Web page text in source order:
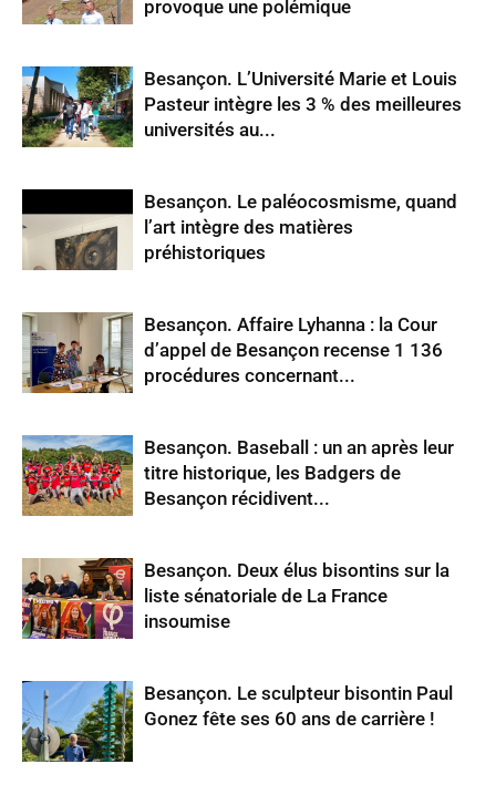
provoque une polémique
Besançon. L’Université Marie et Louis
Pasteur intègre les 3 % des meilleures
universités au...
Besançon. Le paléocosmisme, quand
l’art intègre des matières
préhistoriques
Besançon. Affaire Lyhanna : la Cour
d’appel de Besançon recense 1 136
procédures concernant...
Besançon. Baseball : un an après leur
titre historique, les Badgers de
Besançon récidivent...
Besançon. Deux élus bisontins sur la
liste sénatoriale de La France
insoumise
Besançon. Le sculpteur bisontin Paul
Gonez fête ses 60 ans de carrière !